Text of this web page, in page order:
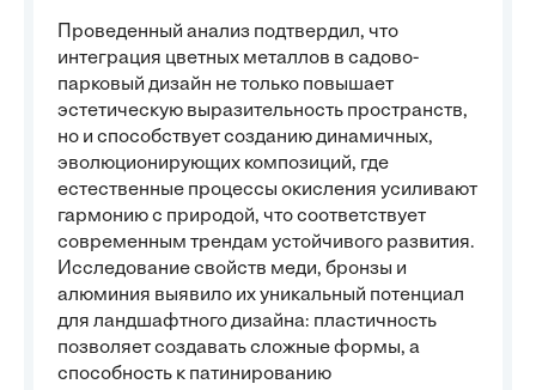
Проведенный анализ подтвердил, что
интеграция цветных металлов в садово-
парковый дизайн не только повышает
эстетическую выразительность пространств,
но и способствует созданию динамичных,
эволюционирующих композиций, где
естественные процессы окисления усиливают
гармонию с природой, что соответствует
современным трендам устойчивого развития.
Исследование свойств меди, бронзы и
алюминия выявило их уникальный потенциал
для ландшафтного дизайна: пластичность
позволяет создавать сложные формы, а
способность к патинированию